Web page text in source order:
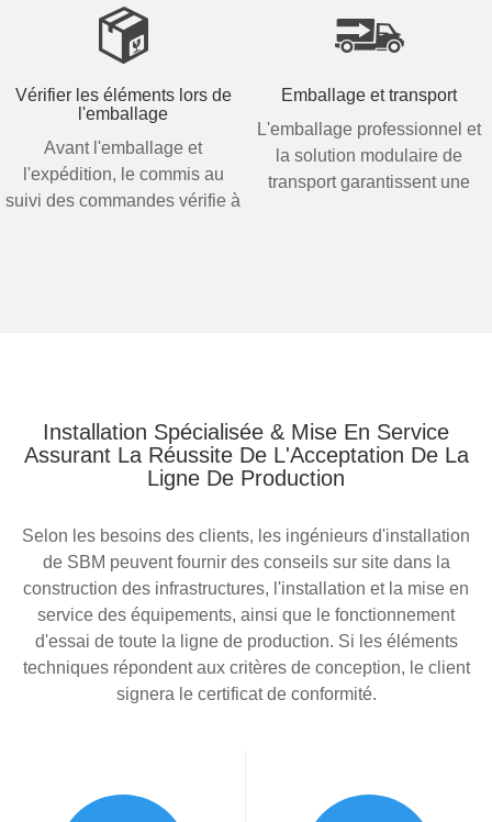
détachées pour la préparation
des machines.
Vérifier les éléments lors de
l'emballage
Avant l'emballage et
l'expédition, le commis au
suivi des commandes vérifie à
Emballage et transport
L'emballage professionnel et
la solution modulaire de
transport garantissent une
Installation Spécialisée & Mise En Service
Assurant La Réussite De L'Acceptation De La
Ligne De Production
Selon les besoins des clients, les ingénieurs d'installation
de SBM peuvent fournir des conseils sur site dans la
construction des infrastructures, l'installation et la mise en
service des équipements, ainsi que le fonctionnement
d'essai de toute la ligne de production. Si les éléments
techniques répondent aux critères de conception, le client
signera le certificat de conformité.